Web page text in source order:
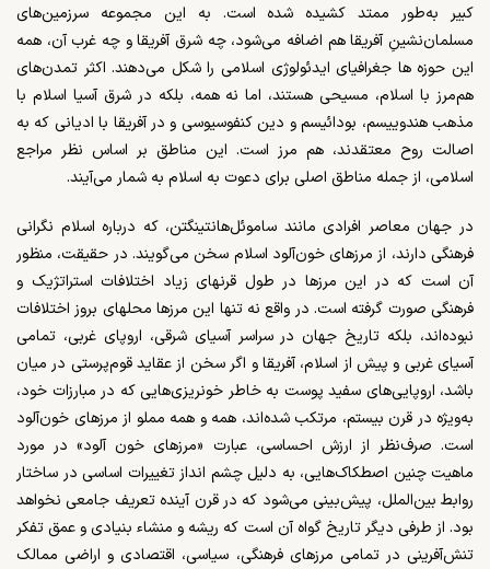
کبیر به‌طور ممتد کشیده شده است. به این مجموعه سرزمین‌های
مسلمان‌نشینِ آفریقا هم اضافه می‌شود، چه شرق آفریقا و چه غرب آن، همه
این حوزه ها جغرافیای ایدئولوژی اسلامی را شکل می‌دهند. اکثر تمدن‌های
هم‌مرز با اسلام، مسیحی هستند، اما نه همه، بلکه در شرق آسیا اسلام با
مذهب هندوییسم، بودائیسم و دین کنفوسیوسی و در آفریقا با ادیانی که به
اصالت روح معتقدند، هم مرز است. این مناطق بر اساس نظر مراجع
اسلامی، از جمله مناطق اصلی برای دعوت به اسلام به شمار می‌آیند.
در جهان معاصر افرادی مانند ساموئل‌هانتینگتن، که درباره‌ اسلام نگرانی
فرهنگی دارند، از مرزهای خون‌آلود اسلام سخن می‌گویند. در حقیقت، منظور
آن است که در این مرزها در طول قرنهای زیاد اختلافات استراتژیک و
فرهنگی صورت گرفته است. در واقع نه تنها این مرزها محلهای بروز اختلافات
نبوده‌اند، بلکه تاریخ جهان در سراسر آسیای شرقی، اروپای غربی، تمامی
آسیای غربی و پیش از اسلام، آفریقا و اگر سخن از عقاید قوم‌پرستی در میان
باشد، اروپایی‌های سفید پوست به خاطر خونریزی‌هایی که در مبارزات خود،
به‌ویژه در قرن بیستم، مرتکب شده‌اند، همه و همه مملو از مرزهای خون‌آلود
است. صرف‌نظر از ارزش احساسی، عبارت «مرزهای خون آلود» در مورد
ماهیت چنین اصطکاک‌هایی، به دلیل چشم انداز تغییرات اساسی در ساختار
روابط بین‌الملل، پیش‌بینی می‌شود که در قرن آینده تعریف جامعی نخواهد
بود. از طرفی دیگر تاریخ گواه آن است که ریشه و منشاء بنیادی و عمق تفکر
تنش‌آفرینی در تمامی مرزهای فرهنگی، سیاسی، اقتصادی و اراضی ممالک